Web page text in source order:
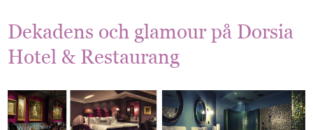
Dekadens och glamour på Dorsia
Hotel & Restaurang